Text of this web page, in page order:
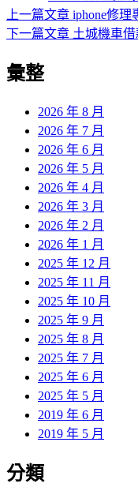
日
期:
文
章
導
上一篇文章 上
一
iphone修
下一篇文章 下
章:
土城機車
彙整
2026 年 8 月
2026 年 7 月
2026 年 6 月
2026 年 5 月
2026 年 4 月
2026 年 3 月
2026 年 2 月
2026 年 1 月
2025 年 12 月
2025 年 11 月
2025 年 10 月
2025 年 9 月
2025 年 8 月
2025 年 7 月
2025 年 6 月
2025 年 5 月
2019 年 6 月
2019 年 5 月
分類